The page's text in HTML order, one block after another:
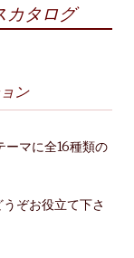
カタログ
ン
ーマに全16種類の
ぞお役立て下さ